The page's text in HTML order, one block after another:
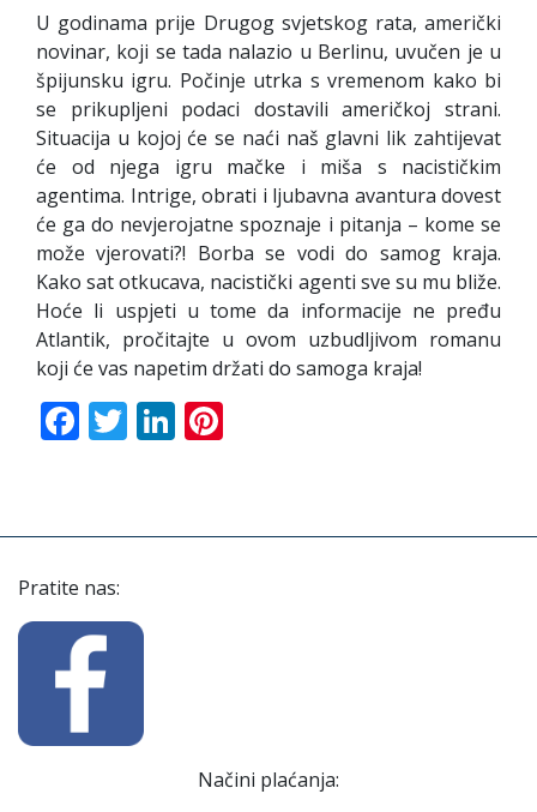
U godinama prije Drugog svjetskog rata, američki
novinar, koji se tada nalazio u Berlinu, uvučen je u
špijunsku igru. Počinje utrka s vremenom kako bi
se prikupljeni podaci dostavili američkoj strani.
Situacija u kojoj će se naći naš glavni lik zahtijevat
će od njega igru mačke i miša s nacističkim
agentima. Intrige, obrati i ljubavna avantura dovest
će ga do nevjerojatne spoznaje i pitanja – kome se
može vjerovati?! Borba se vodi do samog kraja.
Kako sat otkucava, nacistički agenti sve su mu bliže.
Hoće li uspjeti u tome da informacije ne pređu
Atlantik, pročitajte u ovom uzbudljivom romanu
koji će vas napetim držati do samoga kraja!
Facebook
TwitterLinkedIn
Pratite nas:
Načini plaćanja: